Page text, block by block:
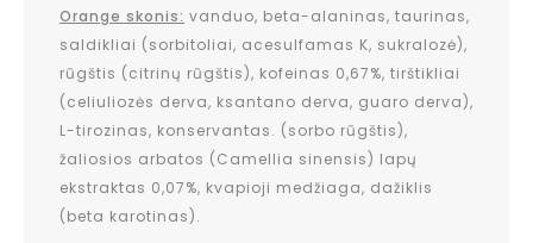
Orange skonis: vanduo, beta-alaninas, taurinas,
saldikliai (sorbitoliai, acesulfamas K, sukralozė),
rūgštis (citrinų rūgštis), kofeinas 0,67%, tirštikliai
(celiuliozės derva, ksantano derva, guaro derva),
L-tirozinas, konservantas. (sorbo rūgštis),
žaliosios arbatos (Camellia sinensis) lapų
ekstraktas 0,07%, kvapioji medžiaga, dažiklis
(beta karotinas).